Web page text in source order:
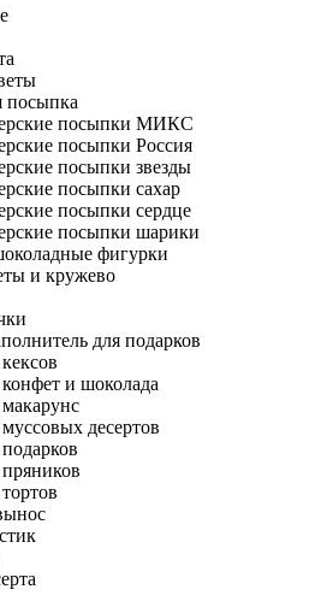
посыпка
посыпки МИКС
посыпки Россия
посыпки звезды
посыпки сахар
посыпки сердце
посыпки шарики
фигурки
и кружево
для подарков
и шоколада
десертов